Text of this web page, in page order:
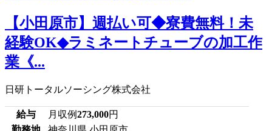
【小田原市】週払い可◆寮費無料！未
経験OK◆ラミネートチューブの加工作
業《...
日研トータルソーシング株式会社
給与 月収例273,000円